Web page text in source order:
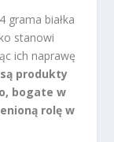
grama białka
stanowi
ich naprawę
są produkty
bogate w
rolę w